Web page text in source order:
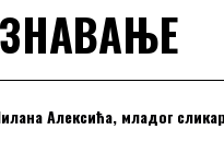
Алексића, младог